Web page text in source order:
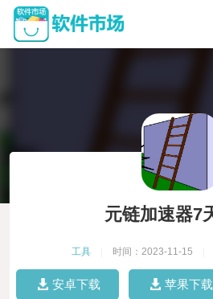
元链加速器7
工具 时间：2023-11-15
安卓下载 苹果下载